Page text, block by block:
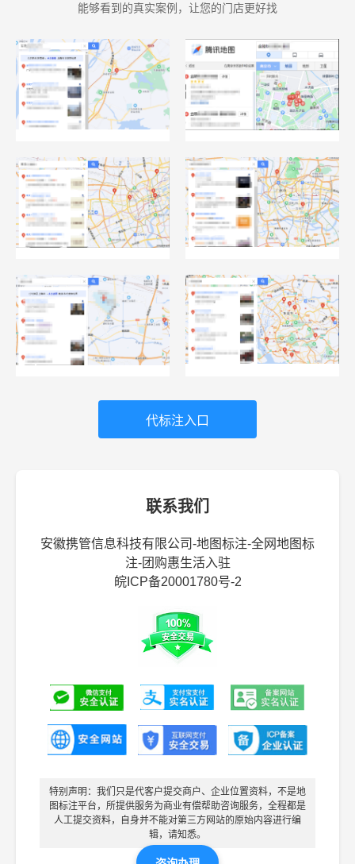
能够看到的真实案例，让您的门店更好找
代标注入口
联系我们
安徽携管信息科技有限公司-地图标注-全网地图标
注-团购惠生活入驻
皖ICP备20001780号-2
特别声明：我们只是代客户提交商户、企业位置资料，不是地
图标注平台，所提供服务为商业有偿帮助咨询服务，全程都是
人工提交资料，自身并不能对第三方网站的原始内容进行编
辑，请知悉。